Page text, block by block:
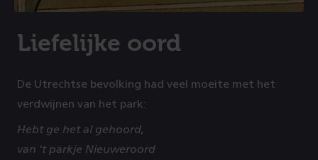
Liefelijke oord
De Utrechtse bevolking had veel moeite met het
verdwijnen van het park:
Hebt ge het al gehoord,
van 't parkje Nieuweroord